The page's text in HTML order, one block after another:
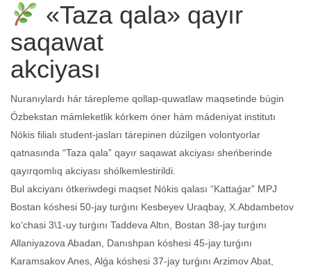
«Taza qala» qayır
saqawat
Nuranıylardı hár tárepleme qollap-quwatlaw maqsetinde búgin
Ózbekstan mámleketlik kórkem óner hám mádeniyat institutı
Nókis filialı student-jasları tárepinen dúzilgen volontyorlar
qatnasında “Taza qala” qayır saqawat akciyası sheńberinde
qayırqomlıq akciyası shólkemlestirildi.
Bul akciyanı ótkeriwdegi maqset Nókis qalası “Kattaǵar” MPJ
Bostan kóshesi 50-jay turǵını Kesbeyev Uraqbay, X.Abdambetov
ko‘chasi 3\1-uy turģını Taddeva Altın, Bostan 38-jay turǵını
Allaniyazova Abadan, Danıshpan kóshesi 45-jay turǵını
Karamsakov Anes, Alǵa kóshesi 37-jay turǵını Arzimov Abat,